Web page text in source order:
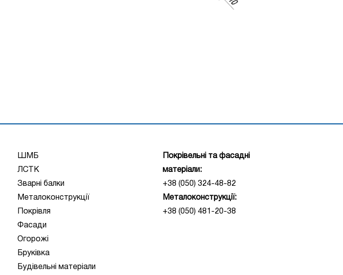
ШМБ
ЛСТК
Зварні балки
Металоконструкції
Покрівля
Фасади
Огорожі
Бруківка
Будівельні матеріали
Покрівельні та фасадні
матеріали:
+38 (050) 324-48-82
Металоконструкції:
+38 (050) 481-20-38